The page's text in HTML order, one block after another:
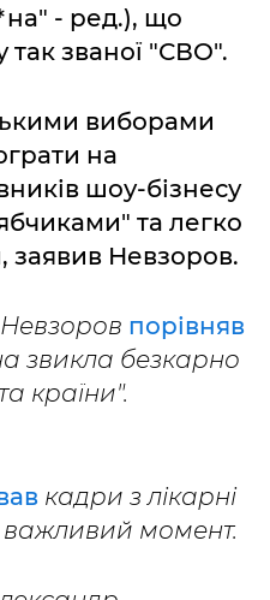
- ред.), що
так званої "СВО".
виборами
на
шоу-бізнесу
та легко
заявив Невзоров.
порівняв
звикла безкарно
країни".
кадри з лікарні
важливий момент.